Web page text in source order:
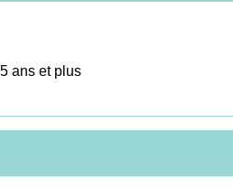
ans et plus